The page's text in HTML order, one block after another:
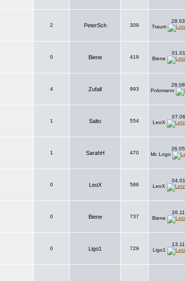
2 PeterSch 309
Traum
0 Biene 419
Biene
4 Zufall 993
Polomann
1 Salto 554
LeoX
1 SarahH 470
Mc Logo
0 LeoX 586
LeoX
0 Biene 737
Biene
0 Ligo1 729
Ligo1